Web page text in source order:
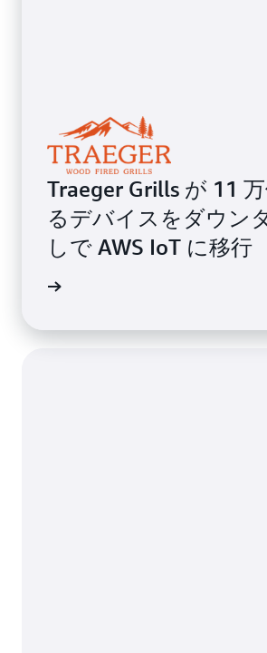
Traeger Grills が 11 万
るデバイスをダウン
しで AWS IoT に移行